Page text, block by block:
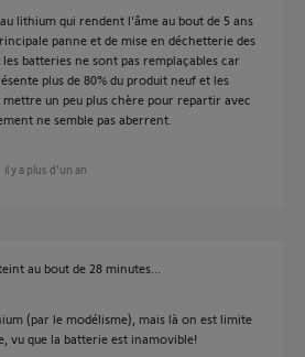
lithium qui rendent l'âme au bout de 5 ans
panne et de mise en déchetterie des
batteries ne sont pas remplaçables car
plus de 80% du produit neuf et les
un peu plus chère pour repartir avec
ne semble pas aberrent.
il y a plus d'un an
au bout de 28 minutes...
(par le modélisme), mais là on est limite
vu que la batterie est inamovible!